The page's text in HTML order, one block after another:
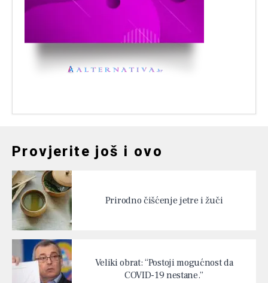
Provjerite još i ovo
Prirodno čišćenje jetre i žuči
Veliki obrat: “Postoji mogućnost da
COVID-19 nestane.”